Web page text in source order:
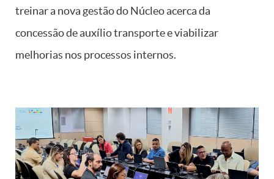
treinar a nova gestão do Núcleo acerca da
concessão de auxílio transporte e viabilizar
melhorias nos processos internos.